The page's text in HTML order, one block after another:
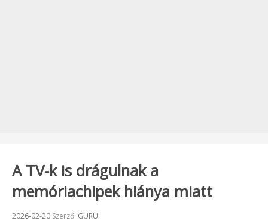
A TV-k is drágulnak a
memóriachipek hiánya miatt
Beküldve:
2026-02-20 Szerző: GURU